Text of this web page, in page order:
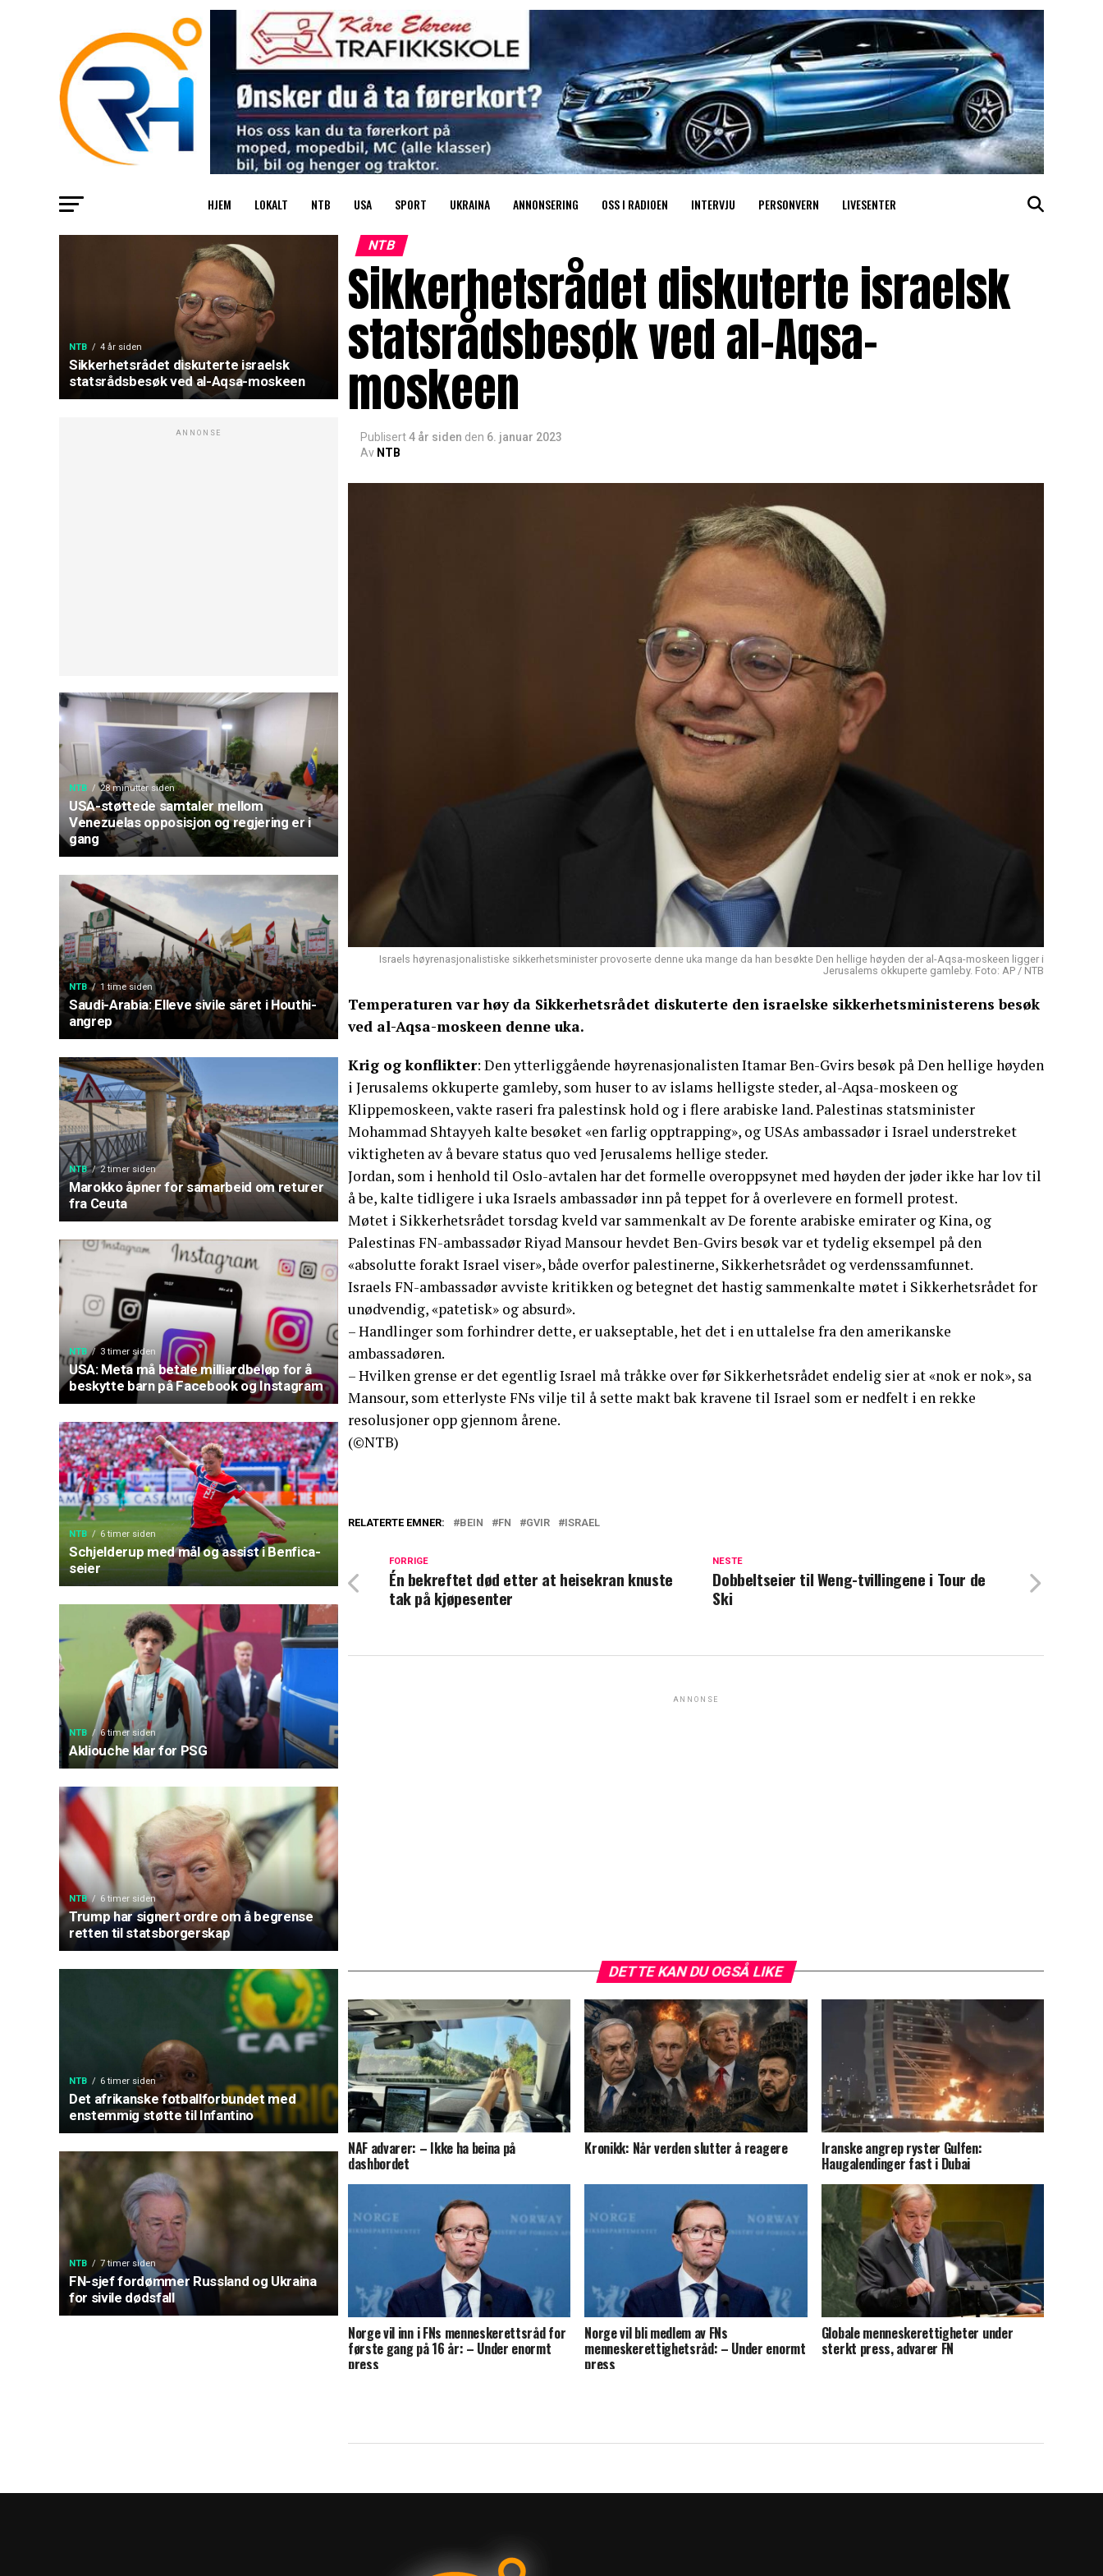
HJEM LOKALT NTB USA SPORT UKRAINA ANNONSERING OSS I RADIOEN INTERVJU PERSONVERN LIVESENTER
NTB 4 år siden
Sikkerhetsrådet diskuterte israelsk
statsrådsbesøk ved al-Aqsa-moskeen
ANNONSE
NTB 28 minutter siden
USA-støttede samtaler mellom
Venezuelas opposisjon og regjering er i
gang
NTB 1 time siden
Saudi-Arabia: Elleve sivile såret i Houthi-
angrep
NTB 2 timer siden
Marokko åpner for samarbeid om returer
fra Ceuta
NTB 3 timer siden
USA: Meta må betale milliardbeløp for å
beskytte barn på Facebook og Instagram
NTB 6 timer siden
Schjelderup med mål og assist i Benfica-
seier
NTB 6 timer siden
Akliouche klar for PSG
NTB 6 timer siden
Trump har signert ordre om å begrense
retten til statsborgerskap
NTB 6 timer siden
Det afrikanske fotballforbundet med
enstemmig støtte til Infantino
NTB 7 timer siden
FN-sjef fordømmer Russland og Ukraina
for sivile dødsfall
NTB
Sikkerhetsrådet diskuterte israelsk
statsrådsbesøk ved al-Aqsa-
moskeen
Publisert4 år siden den 6. januar 2023
Av NTB
Israels høyrenasjonalistiske sikkerhetsminister provoserte denne uka mange da han besøkte Den hellige høyden der al-Aqsa-moskeen ligger i
Jerusalems okkuperte gamleby. Foto: AP / NTB
Temperaturen var høy da Sikkerhetsrådet diskuterte den israelske sikkerhetsministerens besøk
ved al-Aqsa-moskeen denne uka.
Krig og konflikter: Den ytterliggående høyrenasjonalisten Itamar Ben-Gvirs besøk på Den hellige høyden
i Jerusalems okkuperte gamleby, som huser to av islams helligste steder, al-Aqsa-moskeen og
Klippemoskeen, vakte raseri fra palestinsk hold og i flere arabiske land. Palestinas statsminister
Mohammad Shtayyeh kalte besøket «en farlig opptrapping», og USAs ambassadør i Israel understreket
viktigheten av å bevare status quo ved Jerusalems hellige steder.
Jordan, som i henhold til Oslo-avtalen har det formelle overoppsynet med høyden der jøder ikke har lov til
å be, kalte tidligere i uka Israels ambassadør inn på teppet for å overlevere en formell protest.
Møtet i Sikkerhetsrådet torsdag kveld var sammenkalt av De forente arabiske emirater og Kina, og
Palestinas FN-ambassadør Riyad Mansour hevdet Ben-Gvirs besøk var et tydelig eksempel på den
«absolutte forakt Israel viser», både overfor palestinerne, Sikkerhetsrådet og verdenssamfunnet.
Israels FN-ambassadør avviste kritikken og betegnet det hastig sammenkalte møtet i Sikkerhetsrådet for
unødvendig, «patetisk» og absurd».
– Handlinger som forhindrer dette, er uakseptable, het det i en uttalelse fra den amerikanske
ambassadøren.
– Hvilken grense er det egentlig Israel må tråkke over før Sikkerhetsrådet endelig sier at «nok er nok», sa
Mansour, som etterlyste FNs vilje til å sette makt bak kravene til Israel som er nedfelt i en rekke
resolusjoner opp gjennom årene.
(©NTB)
RELATERTE EMNER: BEIN FN GVIR ISRAEL
NESTE
Dobbeltseier til Weng-tvillingene i Tour de
Ski
FORRIGE
Én bekreftet død etter at heisekran knuste
tak på kjøpesenter
ANNONSE
DETTE KAN DU OGSÅ LIKE
NAF advarer: – Ikke ha beina på
dashbordet
Kronikk: Når verden slutter å reagere Iranske angrep ryster Gulfen:
Haugalendinger fast i Dubai
Norge vil inn i FNs menneskerettsråd for
første gang på 16 år: – Under enormt
press
Norge vil bli medlem av FNs
menneskerettighetsråd: – Under enormt
press
Globale menneskerettigheter under
sterkt press, advarer FN